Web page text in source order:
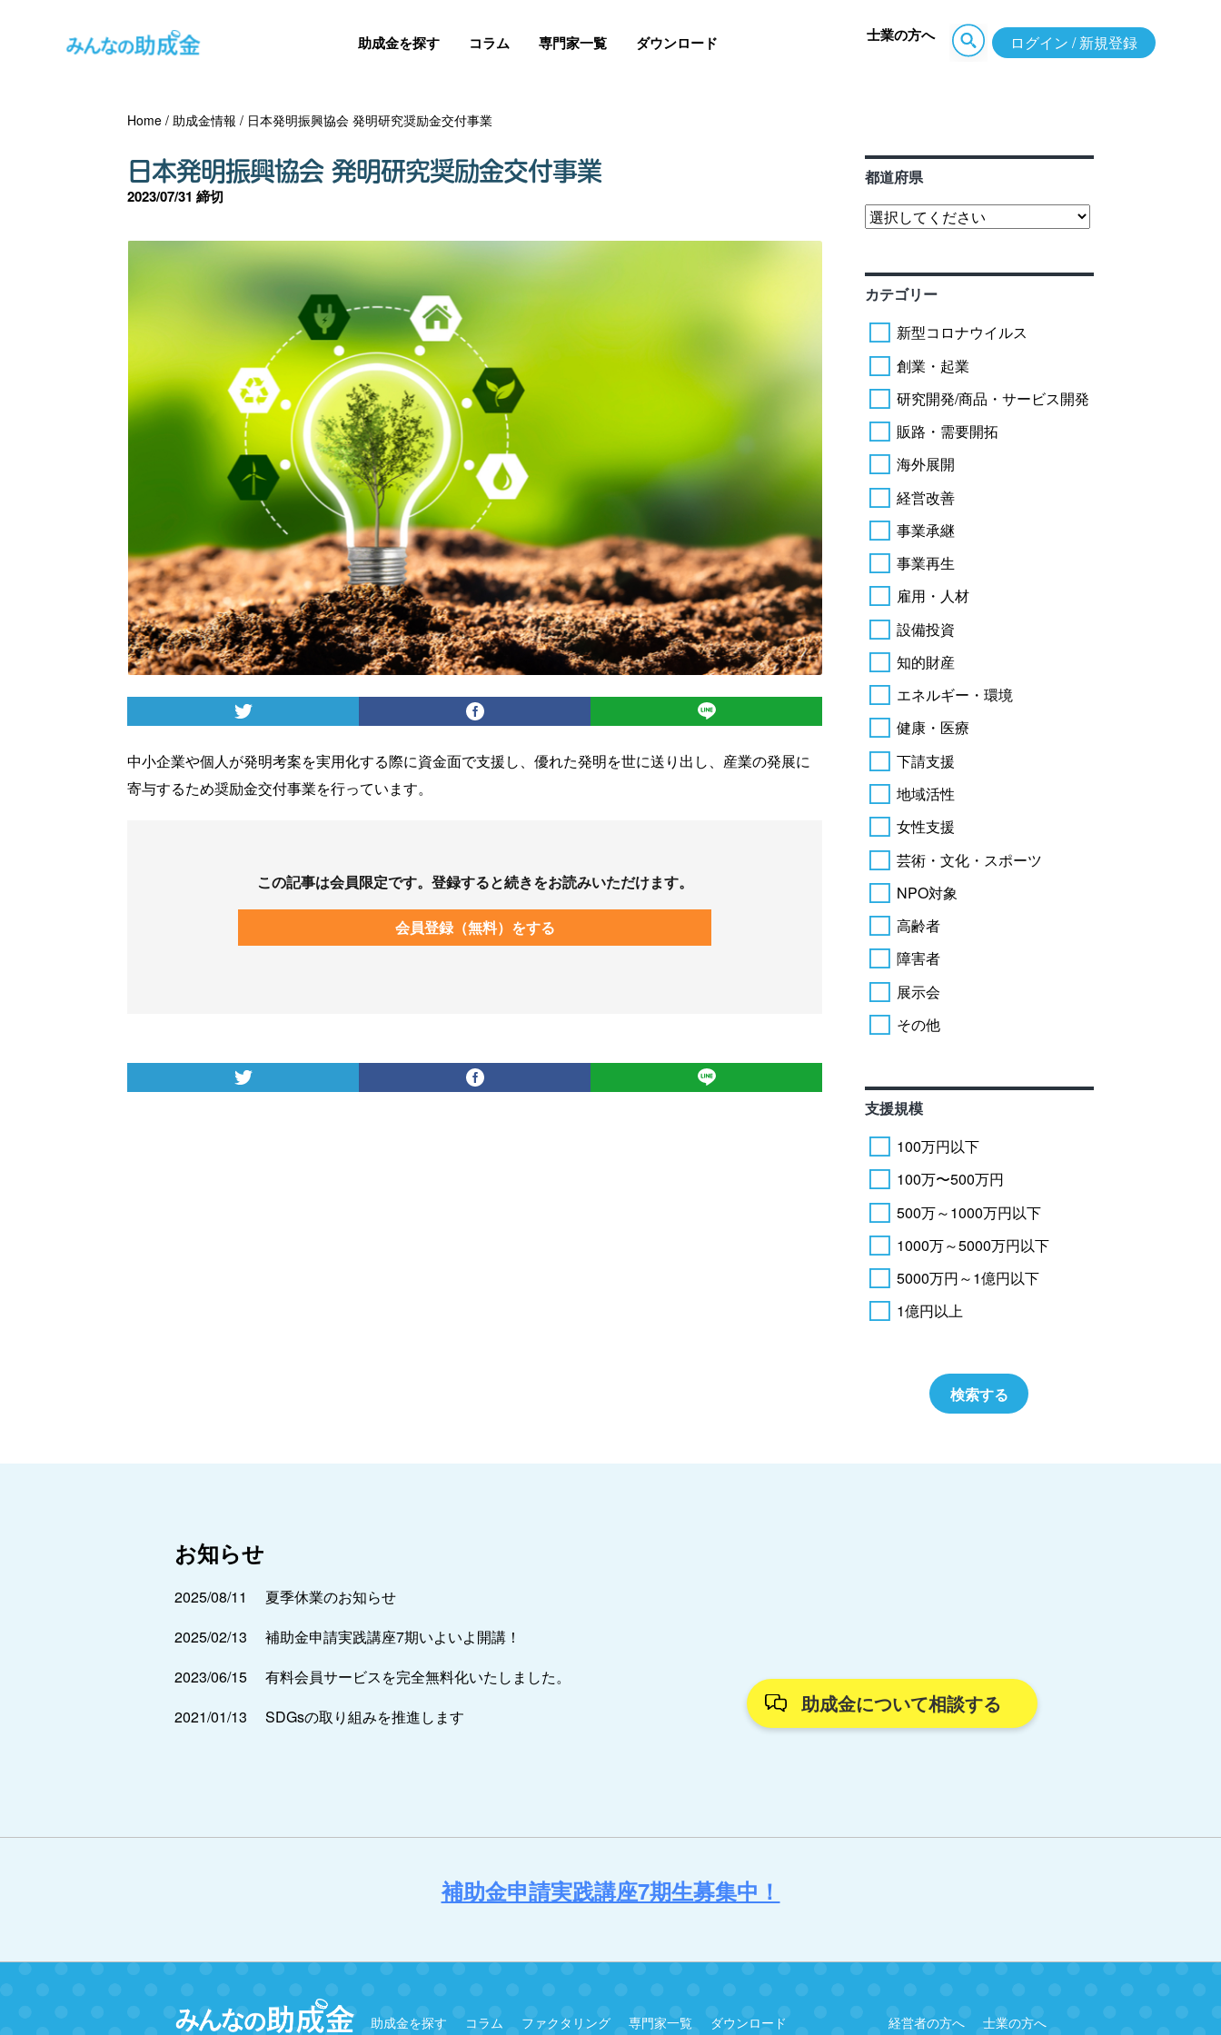
助成金を探す コラム 専門家一覧 ダウンロード 士業の方へ ログイン / 新規登録
Home /助成金情報 / 日本発明振興協会 発明研究奨励金交付事業
日本発明振興協会 発明研究奨励金交付事業
2023/07/31 締切
中小企業や個人が発明考案を実用化する際に資金面で支援し、優れた発明を世に送り出し、産業の発展に
寄与するため奨励金交付事業を行っています。
この記事は会員限定です。登録すると続きをお読みいただけます。
会員登録（無料）をする
都道府県
カテゴリー
新型コロナウイルス
創業・起業
研究開発/商品・サービス開発
販路・需要開拓
海外展開
経営改善
事業承継
事業再生
雇用・人材
設備投資
知的財産
エネルギー・環境
健康・医療
下請支援
地域活性
女性支援
芸術・文化・スポーツ
NPO対象
高齢者
障害者
展示会
その他
支援規模
100万円以下
100万〜500万円
500万～1000万円以下
1000万～5000万円以下
5000万円～1億円以下
1億円以上
お知らせ
2025/08/11
夏季休業のお知らせ
2025/02/13
補助金申請実践講座7期いよいよ開講！
2023/06/15
有料会員サービスを完全無料化いたしました。
2021/01/13
SDGsの取り組みを推進します
助成金について相談する
補助金申請実践講座7期生募集中！
助成金を探す コラム ファクタリング 専門家一覧 ダウンロード 経営者の方へ 士業の方へ